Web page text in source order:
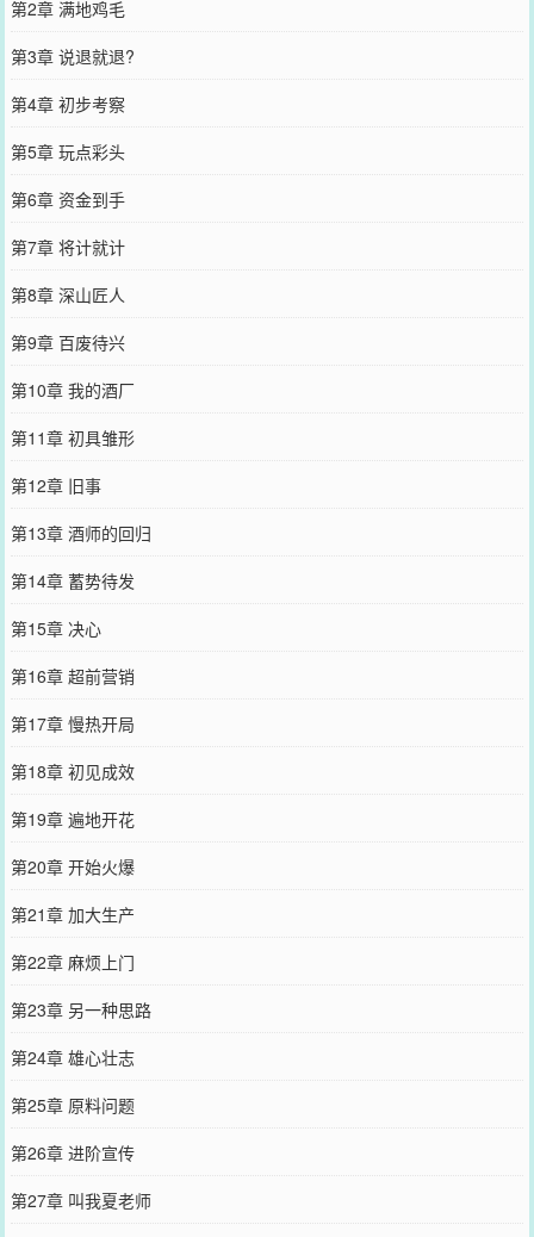
第2章 满地鸡毛
第3章 说退就退?
第4章 初步考察
第5章 玩点彩头
第6章 资金到手
第7章 将计就计
第8章 深山匠人
第9章 百废待兴
第10章 我的酒厂
第11章 初具雏形
第12章 旧事
第13章 酒师的回归
第14章 蓄势待发
第15章 决心
第16章 超前营销
第17章 慢热开局
第18章 初见成效
第19章 遍地开花
第20章 开始火爆
第21章 加大生产
第22章 麻烦上门
第23章 另一种思路
第24章 雄心壮志
第25章 原料问题
第26章 进阶宣传
第27章 叫我夏老师